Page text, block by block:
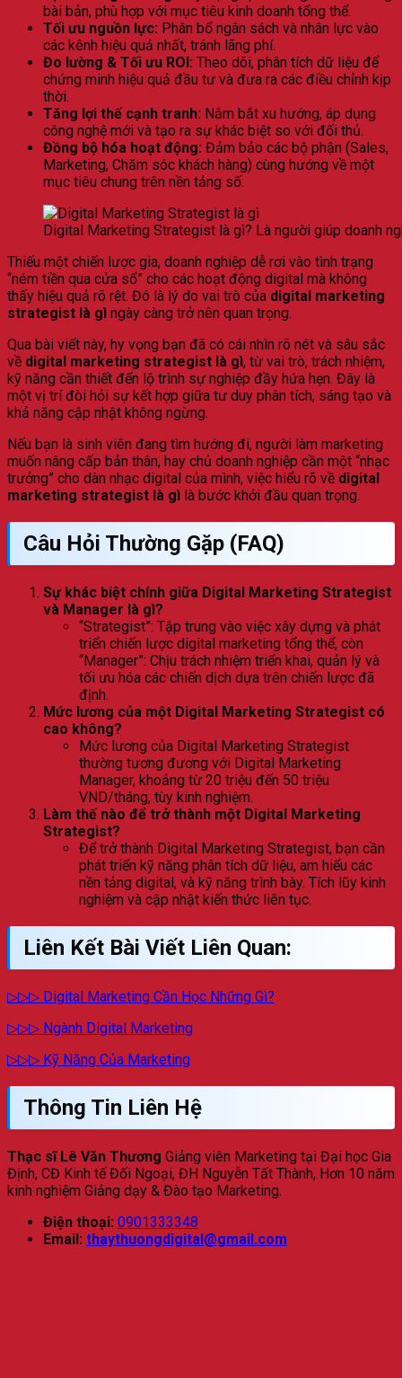
bài bản, phù hợp với mục tiêu kinh doanh tổng thể.
Tối ưu nguồn lực: Phân bổ ngân sách và nhân lực vào
các kênh hiệu quả nhất, tránh lãng phí.
Đo lường & Tối ưu ROI: Theo dõi, phân tích dữ liệu để
chứng minh hiệu quả đầu tư và đưa ra các điều chỉnh kịp
thời.
Tăng lợi thế cạnh tranh: Nắm bắt xu hướng, áp dụng
công nghệ mới và tạo ra sự khác biệt so với đối thủ.
Đồng bộ hóa hoạt động: Đảm bảo các bộ phận (Sales,
Marketing, Chăm sóc khách hàng) cùng hướng về một
mục tiêu chung trên nền tảng số.
Digital Marketing Strategist là gì? Là người giúp doanh
Thiếu một chiến lược gia, doanh nghiệp dễ rơi vào tình trạng
“ném tiền qua cửa sổ” cho các hoạt động digital mà không
thấy hiệu quả rõ rệt. Đó là lý do vai trò của digital marketing
strategist là gì ngày càng trở nên quan trọng.
Qua bài viết này, hy vọng bạn đã có cái nhìn rõ nét và sâu sắc
về digital marketing strategist là gì, từ vai trò, trách nhiệm,
kỹ năng cần thiết đến lộ trình sự nghiệp đầy hứa hẹn. Đây là
một vị trí đòi hỏi sự kết hợp giữa tư duy phân tích, sáng tạo và
khả năng cập nhật không ngừng.
Nếu bạn là sinh viên đang tìm hướng đi, người làm marketing
muốn nâng cấp bản thân, hay chủ doanh nghiệp cần một “nhạc
trưởng” cho dàn nhạc digital của mình, việc hiểu rõ về digital
marketing strategist là gì là bước khởi đầu quan trọng.
Câu Hỏi Thường Gặp (FAQ)
Sự khác biệt chính giữa Digital Marketing Strategist
và Manager là gì?
“Strategist”: Tập trung vào việc xây dựng và phát
triển chiến lược digital marketing tổng thể, còn
“Manager”: Chịu trách nhiệm triển khai, quản lý và
tối ưu hóa các chiến dịch dựa trên chiến lược đã
định.
Mức lương của một Digital Marketing Strategist có
cao không?
Mức lương của Digital Marketing Strategist
thường tương đương với Digital Marketing
Manager, khoảng từ 20 triệu đến 50 triệu
VND/tháng, tùy kinh nghiệm.
Làm thế nào để trở thành một Digital Marketing
Strategist?
Để trở thành Digital Marketing Strategist, bạn cần
phát triển kỹ năng phân tích dữ liệu, am hiểu các
nền tảng digital, và kỹ năng trình bày. Tích lũy kinh
nghiệm và cập nhật kiến thức liên tục.
Liên Kết Bài Viết Liên Quan:
▷▷▷ Digital Marketing Cần Học Những Gì?
▷▷▷ Ngành Digital Marketing
▷▷▷ Kỹ Năng Của Marketing
Thông Tin Liên Hệ
Thạc sĩ Lê Văn Thương Giảng viên Marketing tại Đại học Gia
Định, CĐ Kinh tế Đối Ngoại, ĐH Nguyễn Tất Thành, Hơn 10 năm
kinh nghiệm Giảng dạy & Đào tạo Marketing.
Điện thoại: 0901333348
Email: thaythuongdigital@gmail.com